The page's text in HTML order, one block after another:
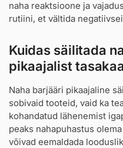
naha reaktsioone ja
rutiini, et vältida
Kuidas säilitada
pikaajalist
Naha barjääri pikaajaline
sobivaid tooteid, vaid ka
kohandatud lähenemist
peaks nahapuhastus
võivad eemaldada